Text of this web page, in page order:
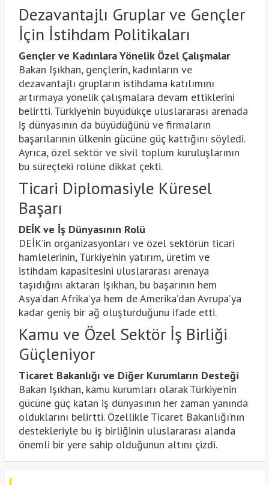
Dezavantajlı Gruplar ve Gençler
İçin İstihdam Politikaları
Gençler ve Kadınlara Yönelik Özel Çalışmalar
Bakan Işıkhan, gençlerin, kadınların ve
dezavantajlı grupların istihdama katılımını
artırmaya yönelik çalışmalara devam ettiklerini
belirtti. Türkiye’nin büyüdükçe uluslararası arenada
iş dünyasının da büyüdüğünü ve firmaların
başarılarının ülkenin gücüne güç kattığını söyledi.
Ayrıca, özel sektör ve sivil toplum kuruluşlarının
bu süreçteki rolüne dikkat çekti.
Ticari Diplomasiyle Küresel
Başarı
DEİK ve İş Dünyasının Rolü
DEİK’in organizasyonları ve özel sektörün ticari
hamlelerinin, Türkiye’nin yatırım, üretim ve
istihdam kapasitesini uluslararası arenaya
taşıdığını aktaran Işıkhan, bu başarının hem
Asya’dan Afrika’ya hem de Amerika’dan Avrupa’ya
kadar geniş bir ağ oluşturduğunu ifade etti.
Kamu ve Özel Sektör İş Birliği
Güçleniyor
Ticaret Bakanlığı ve Diğer Kurumların Desteği
Bakan Işıkhan, kamu kurumları olarak Türkiye’nin
gücüne güç katan iş dünyasının her zaman yanında
olduklarını belirtti. Özellikle Ticaret Bakanlığı’nın
destekleriyle bu iş birliğinin uluslararası alanda
önemli bir yere sahip olduğunun altını çizdi.